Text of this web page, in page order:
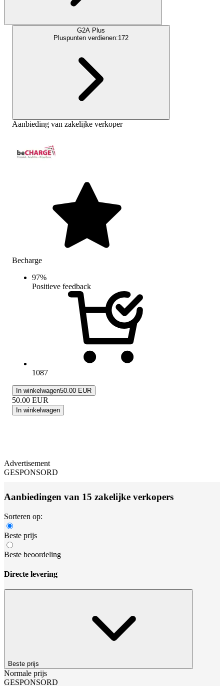
G2A Plus
Pluspunten verdienen:172
Aanbieding van zakelijke verkoper
Becharge
97%
Positieve feedback
1087
In winkelwagen50.00 EUR
50.00 EUR
In winkelwagen
Advertisement
GESPONSORD
Aanbiedingen van 15 zakelijke verkopers
Sorteren op:
Beste prijs
Beste beoordeling
Directe levering
Beste prijs
Normale prijs
GESPONSORD